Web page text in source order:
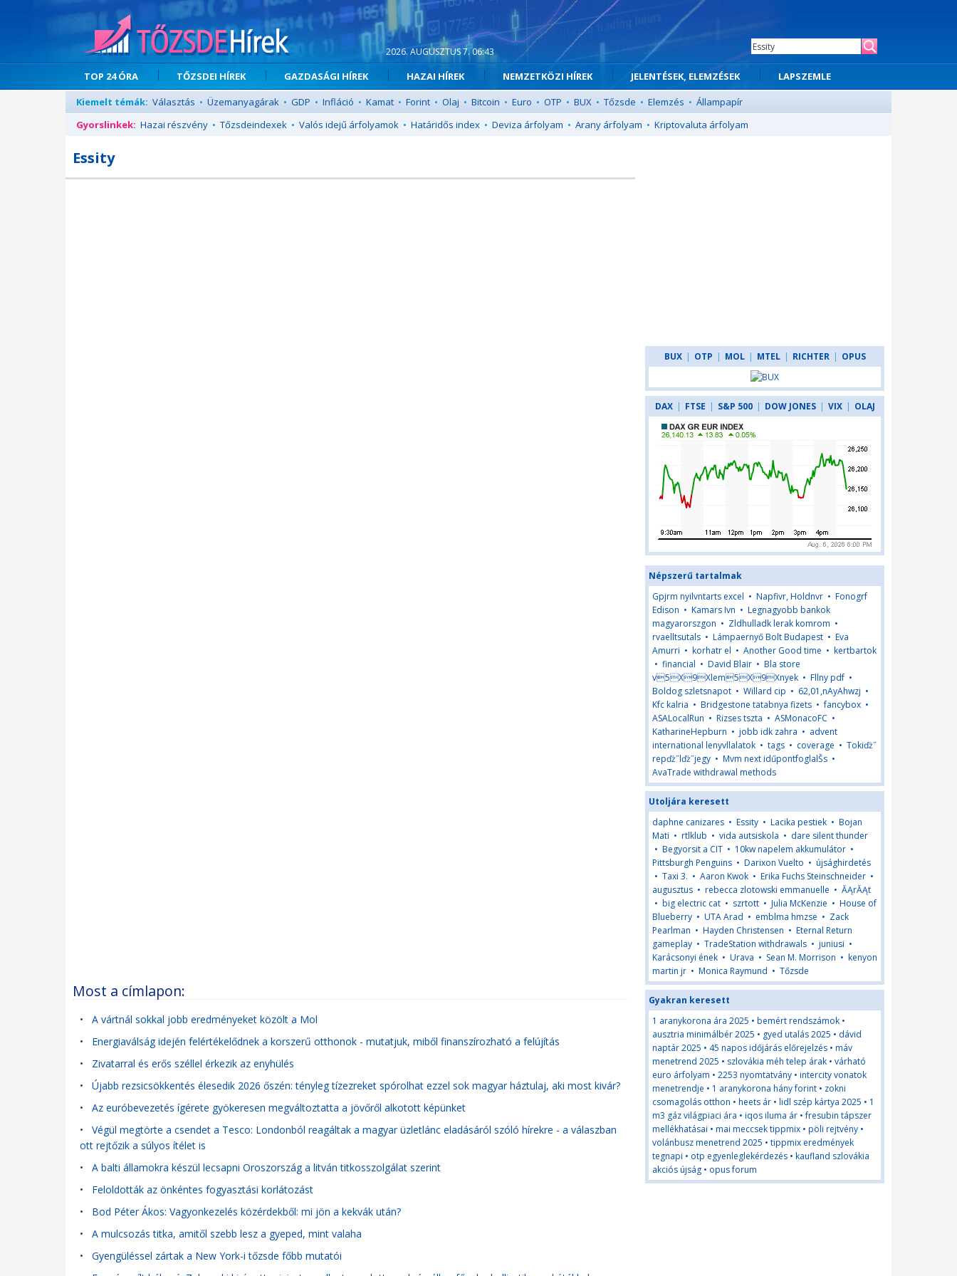
2026. AUGUSZTUS 7. 06:43
TOP 24 ÓRA TŐZSDEI HÍREK GAZDASÁGI HÍREK HAZAI HÍREK NEMZETKÖZI HÍREK JELENTÉSEK, ELEMZÉSEK
LAPSZEMLE
Kiemelt témák: Választás • Üzemanyagárak • GDP • Infláció • Kamat • Forint • Olaj • Bitcoin • Euro • OTP • BUX • Tőzsde • Elemzés • Állampapír
Gyorslinkek: Hazai részvény • Tőzsdeindexek • Valós idejű árfolyamok • Határidős index • Deviza árfolyam • Arany árfolyam • Kriptovaluta árfolyam
Essity
Most a címlapon:
• A vártnál sokkal jobb eredményeket közölt a Mol
• Energiaválság idején felértékelődnek a korszerű otthonok - mutatjuk, miből finanszírozható a felújítás
• Zivatarral és erős széllel érkezik az enyhülés
• Újabb rezsicsökkentés élesedik 2026 őszén: tényleg tízezreket spórolhat ezzel sok magyar háztulaj, aki most kivár?
• Az euróbevezetés ígérete gyökeresen megváltoztatta a jövőről alkotott képünket
• Végül megtörte a csendet a Tesco: Londonból reagáltak a magyar üzletlánc eladásáról szóló hírekre - a válaszban
ott rejtőzik a súlyos ítélet is
• A balti államokra készül lecsapni Oroszország a litván titkosszolgálat szerint
• Feloldották az önkéntes fogyasztási korlátozást
• Bod Péter Ákos: Vagyonkezelés közérdekből: mi jön a kekvák után?
• A mulcsozás titka, amitől szebb lesz a gyeped, mint valaha
• Gyengüléssel zártak a New York-i tőzsde főbb mutatói
BUX | OTP | MOL | MTEL | RICHTER | OPUS
DAX | FTSE | S&P 500 | DOW JONES | VIX | OLAJ
Népszerű tartalmak
Gpjrm nyilvntarts excel • Napfivr, Holdnvr • Fonogrf
Edison • Kamars Ivn • Legnagyobb bankok
magyarorszgon • Zldhulladk lerak komrom •
rvaelltsutals • Lámpaernyő Bolt Budapest • Eva
Amurri • korhatr el • Another Good time • kertbartok
• financial • David Blair • Bla store
v5X9Xlem5X9Xnyek • Fllny pdf •
Boldog szletsnapot • Willard cip • 62,01,nAyAhwzj •
Kfc kalria • Bridgestone tatabnya fizets •fancybox •
ASALocalRun • Rizses tszta • ASMonacoFC •
KatharineHepburn • jobb idk zahra • advent
international lenyvllalatok • tags • coverage • Tokiďż˝
repďż˝lďż˝jegy • Mvm next idűpontfoglalŠs •
AvaTrade withdrawal methods
Utoljára keresett
daphne canizares • Essity • Lacika pestiek • Bojan
Mati • rtlklub • vida autsiskola • dare silent thunder
• Begyorsit a CIT • 10kw napelem akkumulátor •
Pittsburgh Penguins • Darixon Vuelto • újsághirdetés
• Taxi 3. • Aaron Kwok • Erika Fuchs Steinschneider •
augusztus • rebecca zlotowski emmanuelle • ĂĄrĂĄt
• big electric cat • szrtott • Julia McKenzie • House of
Blueberry • UTA Arad • emblma hmzse • Zack
Pearlman • Hayden Christensen • Eternal Return
gameplay • TradeStation withdrawals • juniusi •
Karácsonyi ének • Urava • Sean M. Morrison • kenyon
martin jr • Monica Raymund • Tőzsde
Gyakran keresett
1 aranykorona ára 2025 • bemért rendszámok •
ausztria minimálbér 2025 • gyed utalás 2025 • dávid
naptár 2025 • 45 napos időjárás előrejelzés • máv
menetrend 2025 • szlovákia méh telep árak • várható
euro árfolyam • 2253 nyomtatvány • intercity vonatok
menetrendje • 1 aranykorona hány forint • zokni
csomagolás otthon • heets ár • lidl szép kártya 2025 • 1
m3 gáz világpiaci ára • iqos iluma ár •fresubin tápszer
mellékhatásai • mai meccsek tippmix • pöli rejtvény •
volánbusz menetrend 2025 • tippmix eredmények
tegnapi • otp egyenleglekérdezés • kaufland szlovákia
akciós újság • opus forum